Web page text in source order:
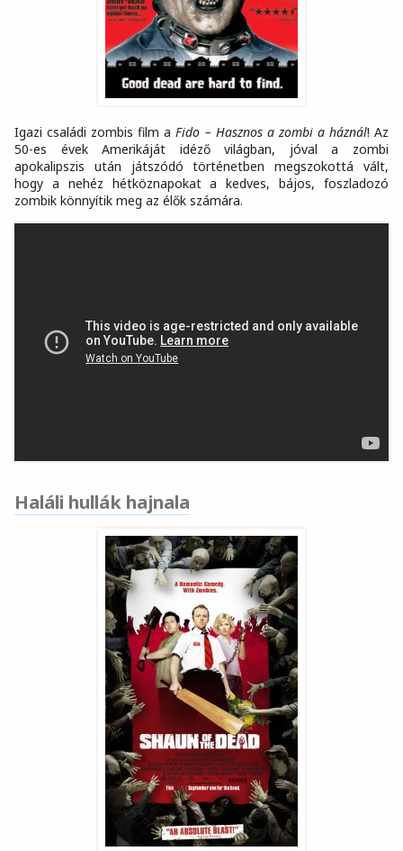
Igazi családi zombis film aFido – Hasznos a zombi a háznál! Az
50-es évek Amerikáját idéző világban, jóval a zombi
apokalipszis után játszódó történetben megszokottá vált,
hogy a nehéz hétköznapokat a kedves, bájos, foszladozó
zombik könnyítik meg az élők számára.
Haláli hullák hajnala